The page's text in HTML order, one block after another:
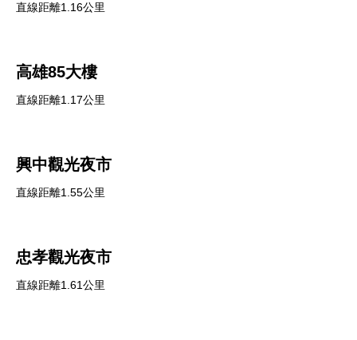
直線距離1.16公里
高雄85大樓
直線距離1.17公里
興中觀光夜市
直線距離1.55公里
忠孝觀光夜市
直線距離1.61公里